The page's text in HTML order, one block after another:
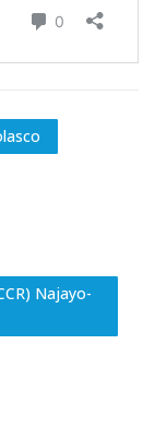
Najayo-